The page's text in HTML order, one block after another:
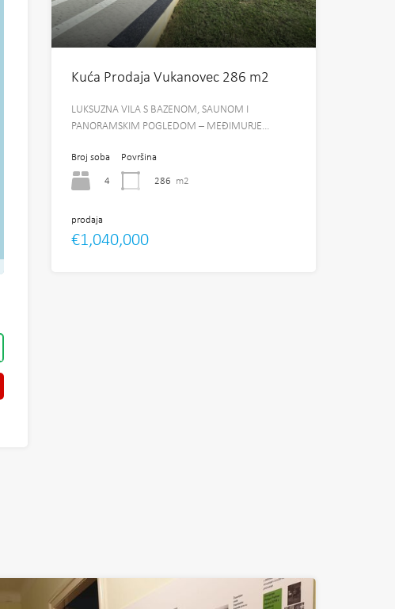
Kuća Prodaja Vukanovec 286 m2
LUKSUZNA VILA S BAZENOM, SAUNOM I
PANORAMSKIM POGLEDOM – MEĐIMURJE…
Broj soba
4
Površina
286 m2
prodaja
€1,040,000